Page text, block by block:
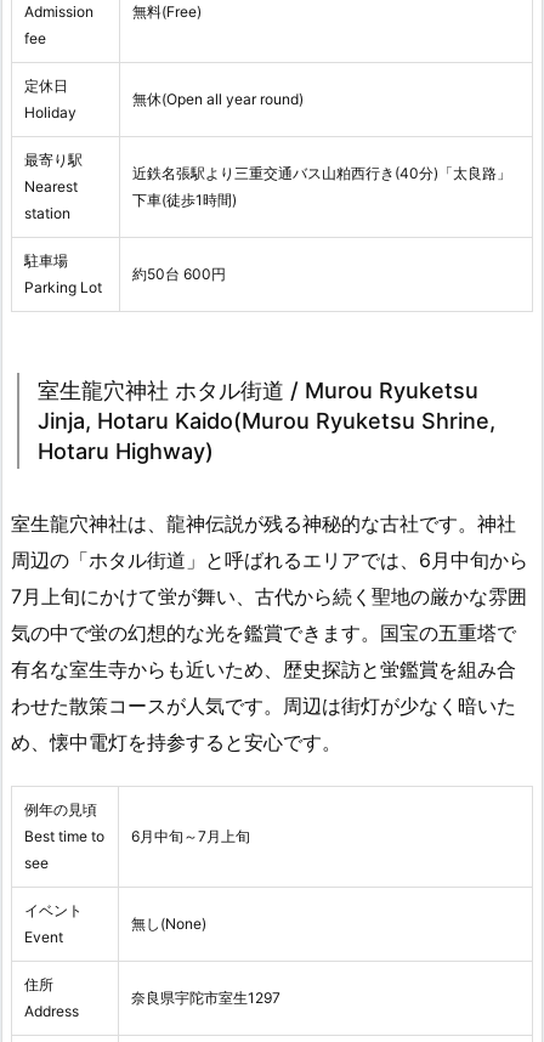
Admission
fee
無料(Free)
定休日
Holiday
無休(Open all year round)
最寄り駅
Nearest
station
近鉄名張駅より三重交通バス山粕西行き(40分)「太良路」
下車(徒歩1時間)
駐車場
Parking Lot
約50台 600円
室生龍穴神社 ホタル街道 / Murou Ryuketsu
Jinja, Hotaru Kaido(Murou Ryuketsu Shrine,
Hotaru Highway)
室生龍穴神社は、龍神伝説が残る神秘的な古社です。神社
周辺の「ホタル街道」と呼ばれるエリアでは、6月中旬から
7月上旬にかけて蛍が舞い、古代から続く聖地の厳かな雰囲
気の中で蛍の幻想的な光を鑑賞できます。国宝の五重塔で
有名な室生寺からも近いため、歴史探訪と蛍鑑賞を組み合
わせた散策コースが人気です。周辺は街灯が少なく暗いた
め、懐中電灯を持参すると安心です。
例年の見頃
Best time to
see
6月中旬～7月上旬
イベント
Event
無し(None)
住所
Address
奈良県宇陀市室生1297